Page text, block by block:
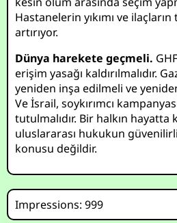
Hastanelerin yıkımı ve ilaçların
artırıyor.
Dünya harekete geçmeli.
erişim yasağı kaldırılmalıdır.
yeniden inşa edilmeli ve
Ve İsrail, soykırımcı
tutulmalıdır. Bir halkın hayatta
uluslararası hukukun
konusu değildir.
Impressions: 999